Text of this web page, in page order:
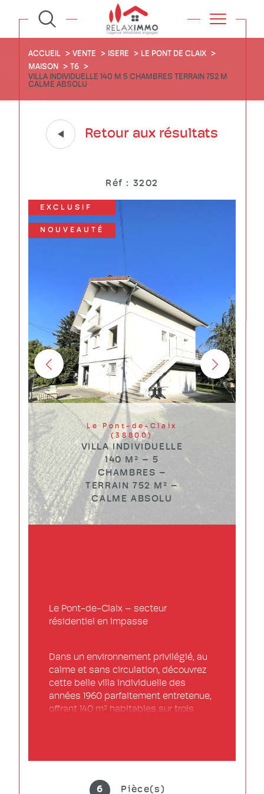
ACCUEIL VENTE ISERE
LE PONT DE CLAIX
MAISON
T6
VILLA INDIVIDUELLE 140 M 5 CHAMBRES TERRAIN 752 M
CALME ABSOLU
Retour aux résultats
Réf : 3202
EXCLUSIF
NOUVEAUTÉ
Le Pont-de-Claix
(38800)
VILLA INDIVIDUELLE
140 M² – 5
CHAMBRES –
TERRAIN 752 M² –
CALME ABSOLU
6 Pièce(s)
Le Pont-de-Claix – secteur
résidentiel en impasse
Dans un environnement privilégié, au
calme et sans circulation, découvrez
cette belle villa individuelle des
années 1960 parfaitement entretenue,
offrant 140 m² habitables sur trois
d’espace et de tranquillité.
Grand garage de 45 m², Buanderie,